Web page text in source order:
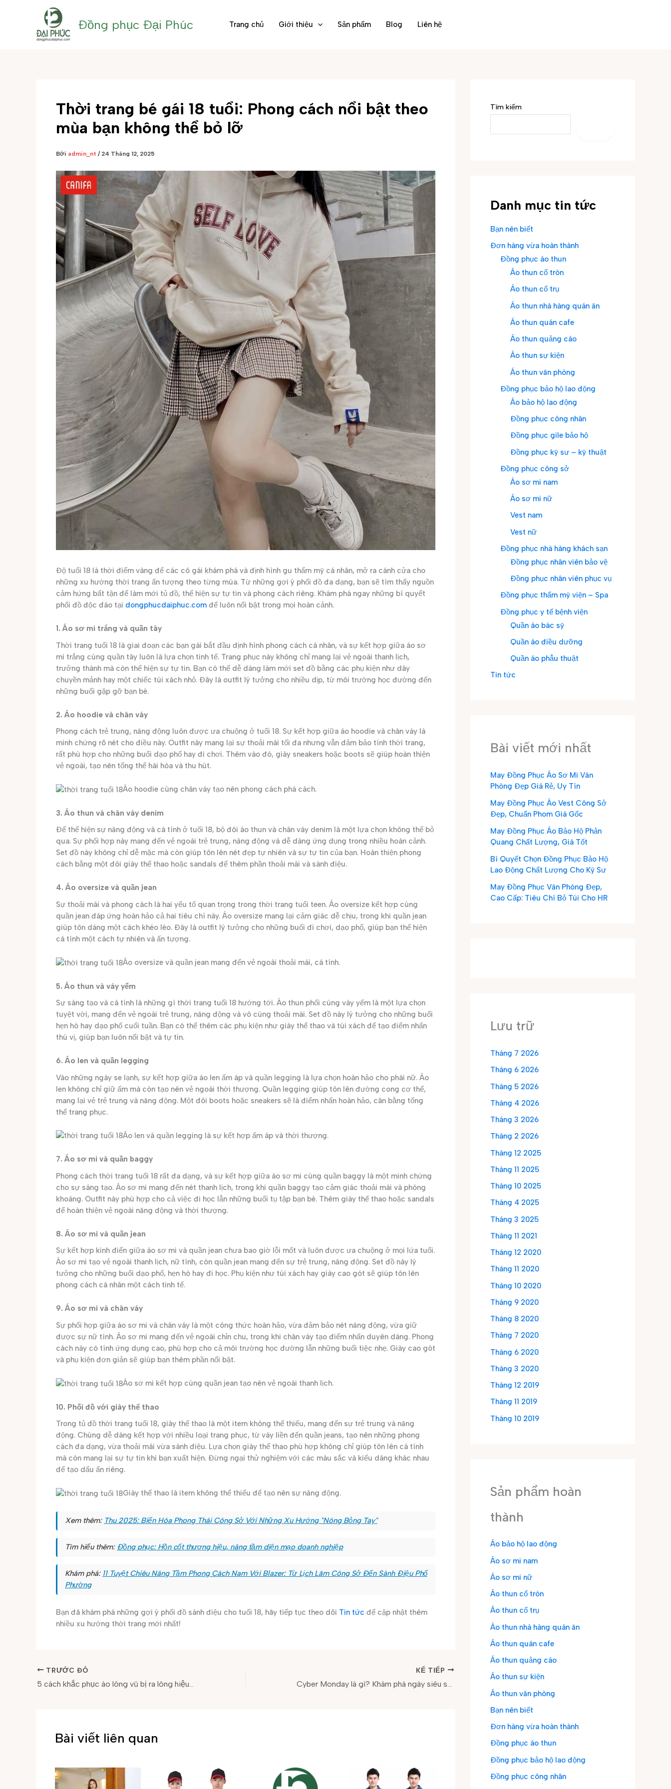
Đồng phục Đại Phúc Trang chủ Giới thiệu Sản phẩm Blog Liên hệ
Thời trang bé gái 18 tuổi: Phong cách nổi bật theo
mùa bạn không thể bỏ lỡ
Bởi admin_nt / 24 Tháng 12, 2025
Độ tuổi 18 là thời điểm vàng để các cô gái khám phá và định hình gu thẩm mỹ cá nhân, mở ra cánh cửa cho
những xu hướng thời trang ấn tượng theo từng mùa. Từ những gợi ý phối đồ đa dạng, bạn sẽ tìm thấy nguồn
cảm hứng bất tận để làm mới tủ đồ, thể hiện sự tự tin và phong cách riêng. Khám phá ngay những bí quyết
phối đồ độc đáo tại dongphucdaiphuc.com để luôn nổi bật trong mọi hoàn cảnh.
1. Áo sơ mi trắng và quần tây
Thời trang tuổi 18 là giai đoạn các bạn gái bắt đầu định hình phong cách cá nhân, và sự kết hợp giữa áo sơ
mi trắng cùng quần tây luôn là lựa chọn tinh tế. Trang phục này không chỉ mang lại vẻ ngoài thanh lịch,
trưởng thành mà còn thể hiện sự tự tin. Bạn có thể dễ dàng làm mới set đồ bằng các phụ kiện như dây
chuyền mảnh hay một chiếc túi xách nhỏ. Đây là outfit lý tưởng cho nhiều dịp, từ môi trường học đường đến
những buổi gặp gỡ bạn bè.
2. Áo hoodie và chân váy
Phong cách trẻ trung, năng động luôn được ưa chuộng ở tuổi 18. Sự kết hợp giữa áo hoodie và chân váy là
minh chứng rõ nét cho điều này. Outfit này mang lại sự thoải mái tối đa nhưng vẫn đảm bảo tính thời trang,
rất phù hợp cho những buổi dạo phố hay đi chơi. Thêm vào đó, giày sneakers hoặc boots sẽ giúp hoàn thiện
vẻ ngoài, tạo nên tổng thể hài hòa và thu hút.
Áo hoodie cùng chân váy tạo nên phong cách phá cách.
3. Áo thun và chân váy denim
Để thể hiện sự năng động và cá tính ở tuổi 18, bộ đôi áo thun và chân váy denim là một lựa chọn không thể bỏ
qua. Sự phối hợp này mang đến vẻ ngoài trẻ trung, năng động và dễ dàng ứng dụng trong nhiều hoàn cảnh.
Set đồ này không chỉ dễ mặc mà còn giúp tôn lên nét đẹp tự nhiên và sự tự tin của bạn. Hoàn thiện phong
cách bằng một đôi giày thể thao hoặc sandals để thêm phần thoải mái và sành điệu.
4. Áo oversize và quần jean
Sự thoải mái và phong cách là hai yếu tố quan trọng trong thời trang tuổi teen. Áo oversize kết hợp cùng
quần jean đáp ứng hoàn hảo cả hai tiêu chí này. Áo oversize mang lại cảm giác dễ chịu, trong khi quần jean
giúp tôn dáng một cách khéo léo. Đây là outfit lý tưởng cho những buổi đi chơi, dạo phố, giúp bạn thể hiện
cá tính một cách tự nhiên và ấn tượng.
Áo oversize và quần jean mang đến vẻ ngoài thoải mái, cá tính.
5. Áo thun và váy yếm
Sự sáng tạo và cá tính là những gì thời trang tuổi 18 hướng tới. Áo thun phối cùng váy yếm là một lựa chọn
tuyệt vời, mang đến vẻ ngoài trẻ trung, năng động và vô cùng thoải mái. Set đồ này lý tưởng cho những buổi
hẹn hò hay dạo phố cuối tuần. Bạn có thể thêm các phụ kiện như giày thể thao và túi xách để tạo điểm nhấn
thú vị, giúp bạn luôn nổi bật và tự tin.
6. Áo len và quần legging
Vào những ngày se lạnh, sự kết hợp giữa áo len ấm áp và quần legging là lựa chọn hoàn hảo cho phái nữ. Áo
len không chỉ giữ ấm mà còn tạo nên vẻ ngoài thời thượng. Quần legging giúp tôn lên đường cong cơ thể,
mang lại vẻ trẻ trung và năng động. Một đôi boots hoặc sneakers sẽ là điểm nhấn hoàn hảo, cân bằng tổng
thể trang phục.
Áo len và quần legging là sự kết hợp ấm áp và thời thượng.
7. Áo sơ mi và quần baggy
Phong cách thời trang tuổi 18 rất đa dạng, và sự kết hợp giữa áo sơ mi cùng quần baggy là một minh chứng
cho sự sáng tạo. Áo sơ mi mang đến nét thanh lịch, trong khi quần baggy tạo cảm giác thoải mái và phóng
khoáng. Outfit này phù hợp cho cả việc đi học lẫn những buổi tụ tập bạn bè. Thêm giày thể thao hoặc sandals
để hoàn thiện vẻ ngoài năng động và thời thượng.
8. Áo sơ mi và quần jean
Sự kết hợp kinh điển giữa áo sơ mi và quần jean chưa bao giờ lỗi mốt và luôn được ưa chuộng ở mọi lứa tuổi.
Áo sơ mi tạo vẻ ngoài thanh lịch, nữ tính, còn quần jean mang đến sự trẻ trung, năng động. Set đồ này lý
tưởng cho những buổi dạo phố, hẹn hò hay đi học. Phụ kiện như túi xách hay giày cao gót sẽ giúp tôn lên
phong cách cá nhân một cách tinh tế.
9. Áo sơ mi và chân váy
Sự phối hợp giữa áo sơ mi và chân váy là một công thức hoàn hảo, vừa đảm bảo nét năng động, vừa giữ
được sự nữ tính. Áo sơ mi mang đến vẻ ngoài chỉn chu, trong khi chân váy tạo điểm nhấn duyên dáng. Phong
cách này có tính ứng dụng cao, phù hợp cho cả môi trường học đường lẫn những buổi tiệc nhẹ. Giày cao gót
và phụ kiện đơn giản sẽ giúp bạn thêm phần nổi bật.
Áo sơ mi kết hợp cùng quần jean tạo nên vẻ ngoài thanh lịch.
10. Phối đồ với giày thể thao
Trong tủ đồ thời trang tuổi 18, giày thể thao là một item không thể thiếu, mang đến sự trẻ trung và năng
động. Chúng dễ dàng kết hợp với nhiều loại trang phục, từ váy liền đến quần jeans, tạo nên những phong
cách đa dạng, vừa thoải mái vừa sành điệu. Lựa chọn giày thể thao phù hợp không chỉ giúp tôn lên cá tính
mà còn mang lại sự tự tin khi bạn xuất hiện. Đừng ngại thử nghiệm với các màu sắc và kiểu dáng khác nhau
để tạo dấu ấn riêng.
Giày thể thao là item không thể thiếu để tạo nên sự năng động.
Xem thêm: Thu 2025: Biến Hóa Phong Thái Công Sở Với Những Xu Hướng "Nóng Bỏng Tay"
Tìm hiểu thêm: Đồng phục: Hồn cốt thương hiệu, nâng tầm diện mạo doanh nghiệp
Khám phá: 11 Tuyệt Chiêu Nâng Tầm Phong Cách Nam Với Blazer: Từ Lịch Lãm Công Sở Đến Sành Điệu Phố
Phường
Bạn đã khám phá những gợi ý phối đồ sành điệu cho tuổi 18, hãy tiếp tục theo dõi Tin tức để cập nhật thêm
nhiều xu hướng thời trang mới nhất!
TRƯỚC ĐÓ
5 cách khắc phục áo lông vũ bị ra lông hiệu quả và đúng cách
KẾ TIẾP
Cyber Monday là gì? Khám phá ngày siêu sale lớn nhất sau Black Friday
Bài viết liên quan
Tìm kiếm
Danh mục tin tức
Bạn nên biết
Đơn hàng vừa hoàn thành
Đồng phục áo thun
Áo thun cổ tròn
Áo thun cổ trụ
Áo thun nhà hàng quán ăn
Áo thun quán cafe
Áo thun quảng cáo
Áo thun sự kiện
Áo thun văn phòng
Đồng phục bảo hộ lao động
Áo bảo hộ lao động
Đồng phục công nhân
Đồng phục gile bảo hộ
Đồng phục kỹ sư – kỹ thuật
Đồng phục công sở
Áo sơ mi nam
Áo sơ mi nữ
Vest nam
Vest nữ
Đồng phục nhà hàng khách sạn
Đồng phục nhân viên bảo vệ
Đồng phục nhân viên phục vụ
Đồng phục thẩm mỹ viện – Spa
Đồng phục y tế bệnh viện
Quần áo bác sỹ
Quần áo điều dưỡng
Quần áo phẫu thuật
Tin tức
Bài viết mới nhất
May Đồng Phục Áo Sơ Mi Văn
Phòng Đẹp Giá Rẻ, Uy Tín
May Đồng Phục Áo Vest Công Sở
Đẹp, Chuẩn Phom Giá Gốc
May Đồng Phục Áo Bảo Hộ Phản
Quang Chất Lượng, Giá Tốt
Bí Quyết Chọn Đồng Phục Bảo Hộ
Lao Động Chất Lượng Cho Kỹ Sư
May Đồng Phục Văn Phòng Đẹp,
Cao Cấp: Tiêu Chí Bỏ Túi Cho HR
Lưu trữ
Tháng 7 2026
Tháng 6 2026
Tháng 5 2026
Tháng 4 2026
Tháng 3 2026
Tháng 2 2026
Tháng 12 2025
Tháng 11 2025
Tháng 10 2025
Tháng 4 2025
Tháng 3 2025
Tháng 11 2021
Tháng 12 2020
Tháng 11 2020
Tháng 10 2020
Tháng 9 2020
Tháng 8 2020
Tháng 7 2020
Tháng 6 2020
Tháng 3 2020
Tháng 12 2019
Tháng 11 2019
Tháng 10 2019
Sản phẩm hoàn
thành
Áo bảo hộ lao động
Áo sơ mi nam
Áo sơ mi nữ
Áo thun cổ tròn
Áo thun cổ trụ
Áo thun nhà hàng quán ăn
Áo thun quán cafe
Áo thun quảng cáo
Áo thun sự kiện
Áo thun văn phòng
Bạn nên biết
Đơn hàng vừa hoàn thành
Đồng phục áo thun
Đồng phục bảo hộ lao động
Đồng phục công nhân